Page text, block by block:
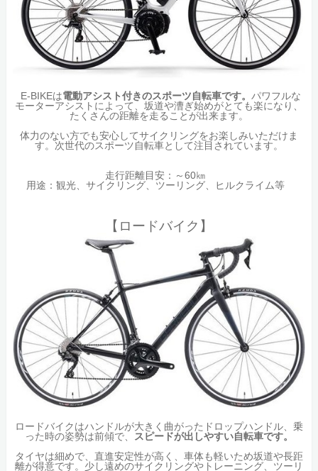
E-BIKEは電動アシスト付きのスポーツ自転車です。 パワフルな
モーターアシストによって、坂道や漕ぎ始めがとても楽になり、
たくさんの距離を走ることが出来ます。
体力のない方でも安心してサイクリングをお楽しみいただけま
す。次世代のスポーツ自転車として注目されています。
走行距離目安：～60㎞
用途：観光、サイクリング、ツーリング、ヒルクライム等
【ロードバイク】
ロードバイクはハンドルが大きく曲がったドロップハンドル、乗
った時の姿勢は前傾で、
スピードが出しやすい自転車です。
タイヤは細めで、直進安定性が高く、車体も軽いため坂道や長距
離が得意です。少し遠めのサイクリングやトレーニング、ツーリ